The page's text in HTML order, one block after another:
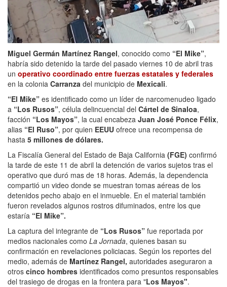
Miguel Germán Martínez Rangel, conocido como “El Mike”,
habría sido detenido la tarde del pasado viernes 10 de abril tras
un operativo coordinado entre fuerzas estatales y federales
en la colonia Carranza del municipio de Mexicali.
“El Mike” es identificado como un líder de narcomenudeo ligado
a “Los Rusos”, célula delincuencial del Cártel de Sinaloa,
facción “Los Mayos”, la cual encabeza Juan José Ponce Félix,
alias “El Ruso”, por quien EEUU ofrece una recompensa de
hasta 5 millones de dólares.
La Fiscalía General del Estado de Baja California (FGE) confirmó
la tarde de este 11 de abril la detención de varios sujetos tras el
operativo que duró mas de 18 horas. Además, la dependencia
compartió un video donde se muestran tomas aéreas de los
detenidos pecho abajo en el inmueble. En el material también
fueron revelados algunos rostros difuminados, entre los que
estaría “El Mike”.
La captura del integrante de “Los Rusos” fue reportada por
medios nacionales como La Jornada, quienes basan su
confirmación en revelaciones policiacas. Según los reportes del
medio, además de Martínez Rangel, autoridades aseguraron a
otros cinco hombres identificados como presuntos responsables
del trasiego de drogas en la frontera para "Los Mayos".